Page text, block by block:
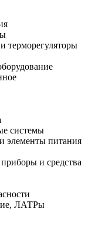
терморегуляторы
системы
элементы питания
и средства
ЛАТРы